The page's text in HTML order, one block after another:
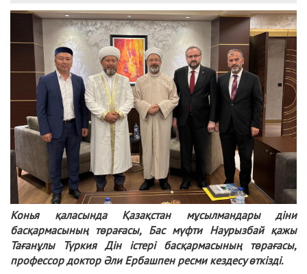
Конья қаласында Қазақстан мұсылмандары діни
басқармасының төрағасы, Бас мүфти Наурызбай қажы
Тағанұлы Түркия Дін істері басқармасының төрағасы,
профессор доктор Әли Ербашпен ресми кездесу өткізді.